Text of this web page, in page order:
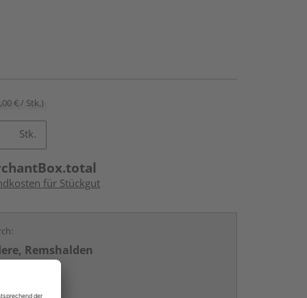
€ / Stk.)
Stk.
für Stückgut
Remshalden